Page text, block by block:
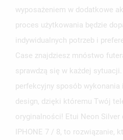
wyposażeniem w dodatkowe
proces użytkowania będzie
indywidualnych potrzeb i
Case znajdziesz mnóstwo
sprawdzą się w każdej
perfekcyjny sposób
design, dzięki któremu Twój
oryginalności! Etui Neon Silver
IPHONE 7 / 8, to rozwiązanie,